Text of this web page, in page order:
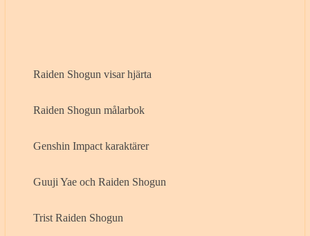
Raiden Shogun visar hjärta
Raiden Shogun målarbok
Genshin Impact karaktärer
Guuji Yae och Raiden Shogun
Trist Raiden Shogun